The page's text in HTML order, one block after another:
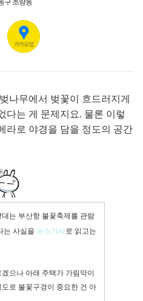
나무에서 벚꽃이 흐드러지게
다는 게 문제지요. 물론 이렇
라로 야경을 담을 정도의 공간
는 부산항 불꽃축제를 관람
는 사실을 뉴스기사로 읽고는
으나 아래 주택가 가림막이
로 불꽃구경이 중요한 건 아